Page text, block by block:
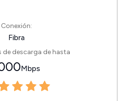
Conexión:
Fibra
de descarga de hasta
Mbps